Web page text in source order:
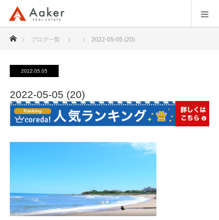
ブログ一覧 2022-05-05 (20)
2022.05.05
2022-05-05 (20)